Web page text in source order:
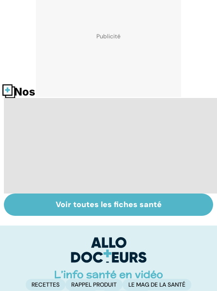
Nos fiches santé
Mediator® : le
début d'une
Tout savoir sur
les infections
Voir toutes les fiches santé
RECETTES RAPPEL PRODUIT LE MAG DE LA SANTÉ